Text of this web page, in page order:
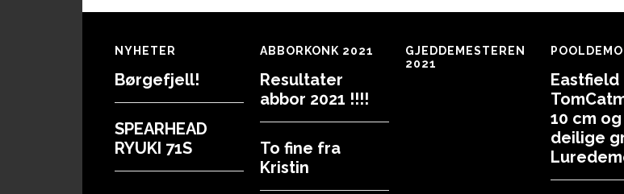
Footer
NYHETER
Børgefjell!
SPEARHEAD
RYUKI 71S
ABBORKONK 2021
Resultater
abbor 2021 !!!!
To fine fra
Kristin
GJEDDEMESTEREN
2021
POOLDEMO
Eastfield
10 cm og
deilige